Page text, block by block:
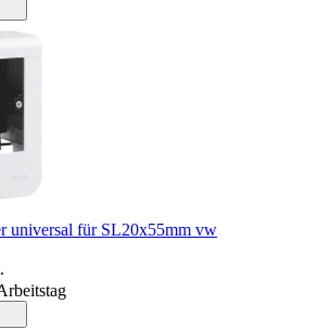
universal für SL20x55mm vw